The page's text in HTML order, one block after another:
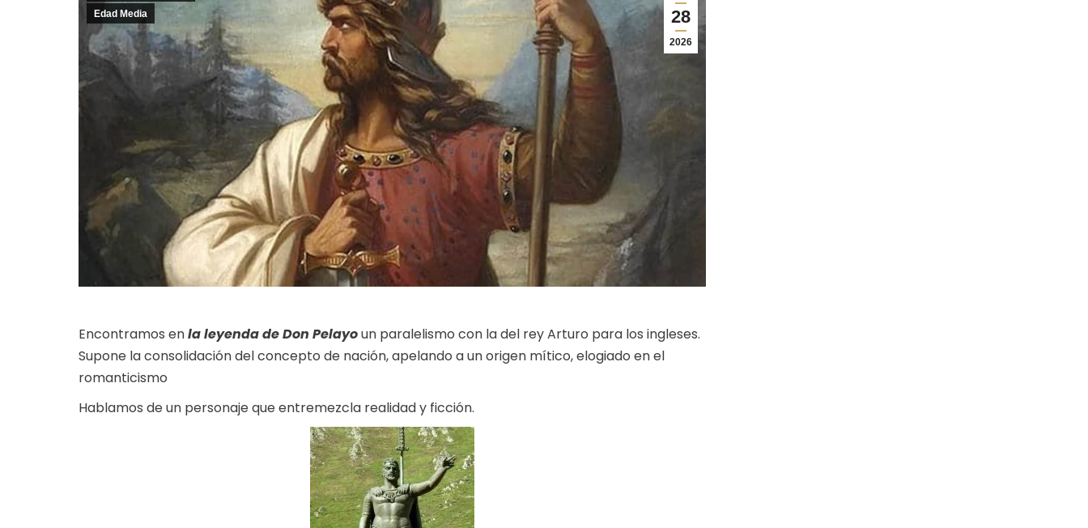
28
2026
Edad Media
Encontramos enla leyenda de Don Pelayoun paralelismo con la del rey Arturo para los ingleses.
Supone la consolidación del concepto de nación, apelando a un origen mítico, elogiado en el
romanticismo
Hablamos de un personaje que entremezcla realidad y ficción.